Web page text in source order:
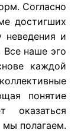
Согласно
достигших
неведения и
Все наше эго
каждой
понятие
оказаться
мы полагаем.